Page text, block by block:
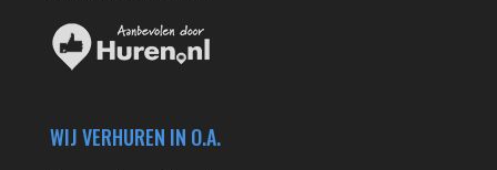
WIJ VERHUREN IN O.A.